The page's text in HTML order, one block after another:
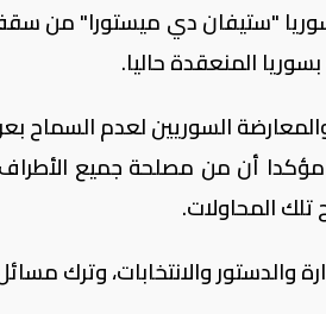
"ستيفان دي ميستورا" من
المنعقدة حاليا.
السوريين لعدم
أن من مصلحة جميع الأطراف
المحاولات.
والدستور والانتخابات، وترك